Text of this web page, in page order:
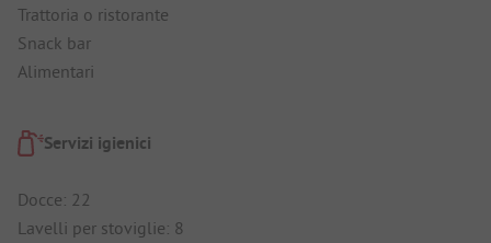
Trattoria o ristorante
Snack bar
Alimentari
Servizi igienici
Docce: 22
Lavelli per stoviglie: 8